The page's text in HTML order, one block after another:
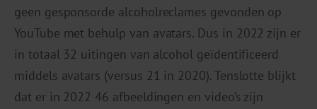
geen gesponsorde alcoholreclames gevonden op
YouTube met behulp van avatars. Dus in 2022 zijn er
in totaal 32 uitingen van alcohol geïdentificeerd
middels avatars (versus 21 in 2020). Tenslotte blijkt
dat er in 2022 46 afbeeldingen en video’s zijn